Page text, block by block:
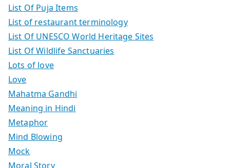
List Of Puja Items
List of restaurant terminology
List Of UNESCO World Heritage Sites
List Of Wildlife Sanctuaries
Lots of love
Love
Mahatma Gandhi
Meaning in Hindi
Metaphor
Mind Blowing
Mock
Moral Story